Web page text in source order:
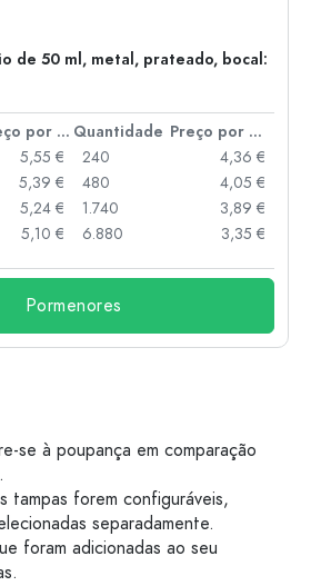
de 50 ml, metal, prateado, bocal:
Preço por peça Quantidade
Preço por peça
5,55 €
5,39 €
5,24 €
5,10 €
240
4,36 €
480
4,05 €
1.740
3,89 €
6.880
3,35 €
Pormenores
se à poupança em comparação
tampas forem configuráveis,
separadamente.
foram adicionadas ao seu